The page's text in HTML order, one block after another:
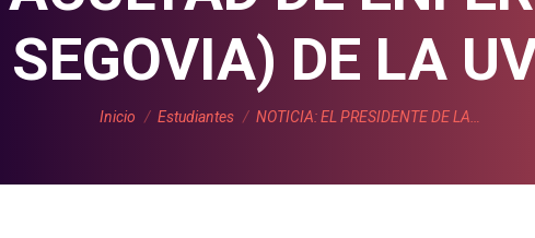
SEGOVIA) DE LA
Estás aquí:
Inicio Estudiantes NOTICIA: EL PRESIDENTE DE LA…